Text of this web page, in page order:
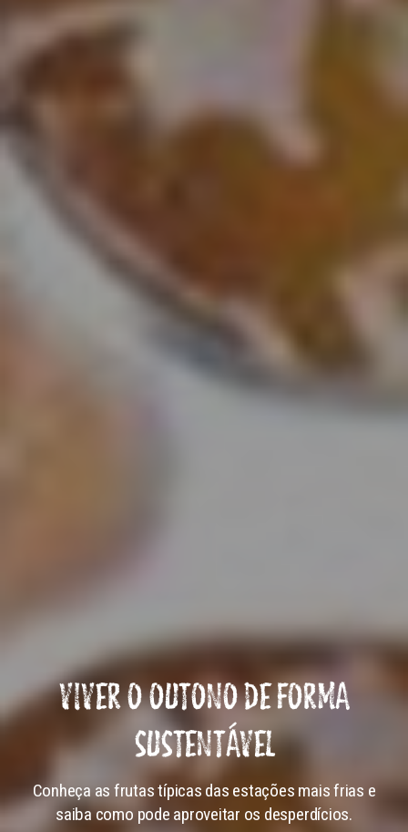
VIVER O OUTONO DE FORMA
SUSTENTÁVEL
Conheça as frutas típicas das estações mais frias e
saiba como pode aproveitar os desperdícios.